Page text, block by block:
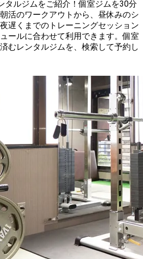
タルジムをご紹介！個室ジムを30分
活のワークアウトから、昼休みのシ
遅くまでのトレーニングセッション
ールに合わせて利用できます。個室
むレンタルジムを、検索して予約し